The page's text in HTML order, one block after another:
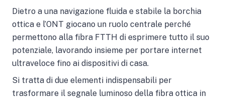
Dietro a una navigazione fluida e stabile la borchia
ottica e l’ONT giocano un ruolo centrale perché
permettono alla fibra FTTH di esprimere tutto il suo
potenziale, lavorando insieme per portare internet
ultraveloce fino ai dispositivi di casa.
Si tratta di due elementi indispensabili per
trasformare il segnale luminoso della fibra ottica in